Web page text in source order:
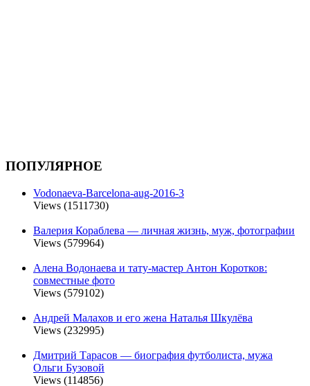
ПОПУЛЯРНОЕ
Vodonaeva-Barcelona-aug-2016-3
Views (1511730)
Валерия Кораблева — личная жизнь, муж, фотографии
Views (579964)
Алена Водонаева и тату-мастер Антон Коротков:
совместные фото
Views (579102)
Андрей Малахов и его жена Наталья Шкулёва
Views (232995)
Дмитрий Тарасов — биография футболиста, мужа
Ольги Бузовой
Views (114856)